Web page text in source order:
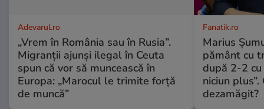
Adevarul.ro
„Vrem în România sau în Rusia”.
Migranții ajunși ilegal în Ceuta
spun că vor să muncească în
Europa: „Marocul le trimite forță
de muncă”
Fanatik.ro
Marius
pământ cu
după 2-2 cu
niciun
dezamăgit?